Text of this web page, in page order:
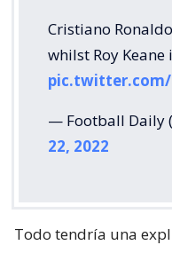
Cristiano
whilst Roy
pic.twitter.com/
— Football Daily
22, 2022
Todo tendría una